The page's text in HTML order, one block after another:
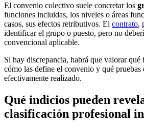
El convenio colectivo suele concretar los
funciones incluidas, los niveles o áreas
casos, sus efectos retributivos. El contrato,
identificar el grupo o puesto, pero no
convencional aplicable.
Si hay discrepancia, habrá que valorar
cómo las define el convenio y qué pruebas
efectivamente realizado.
Qué indicios pueden
clasificación profesional